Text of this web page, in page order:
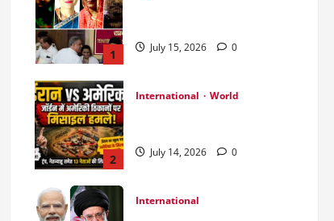
1 July 15, 2026 0
2
International World
July 14, 2026 0
International